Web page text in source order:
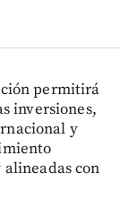
permitirá
inversiones,
y
con